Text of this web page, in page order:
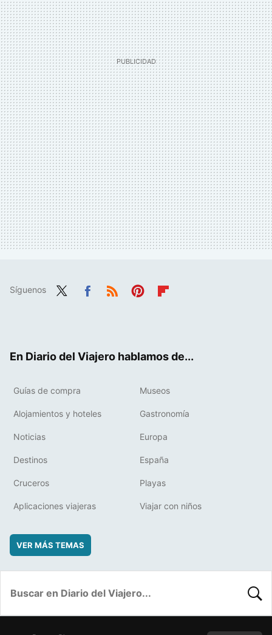
Síguenos
En Diario del Viajero hablamos de...
Guías de compra Museos
Alojamientos y hoteles Gastronomía
Noticias Europa
Destinos España
Cruceros Playas
Aplicaciones viajeras Viajar con niños
VER MÁS TEMAS